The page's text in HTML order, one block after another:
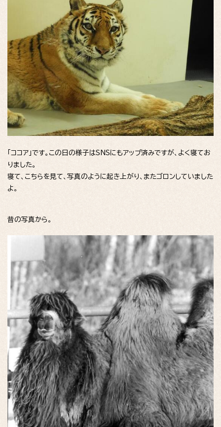
「ココア」です。この日の様子はSNSにもアップ済みですが、よく寝てお
りました。
寝て、こちらを見て、写真のように起き上がり、またゴロンしていました
よ。
昔の写真から。